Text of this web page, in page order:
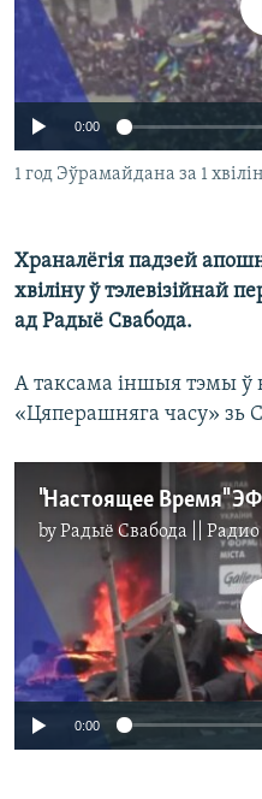
КУЛЬТУРА
КАЛЯНДАР
МОВА
НА ХВАЛЯХ СВАБОДЫ
No media
0:00
1 год Эўрамайдана за 1
Храналёгія падзей
хвіліну ў тэлевізійнай
ад Радыё Свабода.
А таксама іншыя тэмы ў
«Цяперашняга часу» зь
"Настоящее Время"
byРадыё Свабода || Радио
No media
0:00